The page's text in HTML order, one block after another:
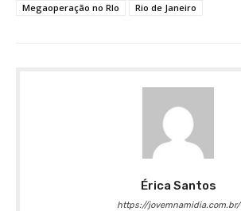
Megaoperação no RIo
Rio de Janeiro
Érica Santos
https://jovemnamidia.com.br/